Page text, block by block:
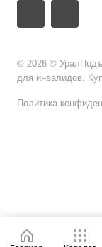
© 2026 ©
для инвалидов.
Политика